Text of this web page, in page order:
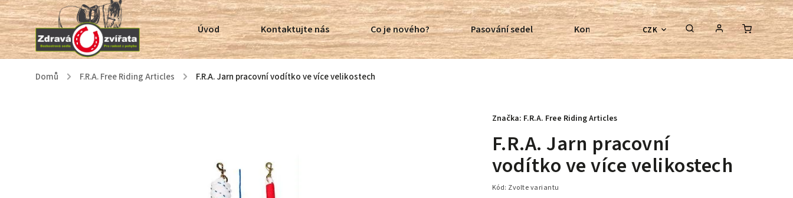
CZK
Úvod Kontaktujte nás Co je nového? Pasování sedel Kontroly bezkostrových sedel Poradenství
Domů / F.R.A. Free Riding Articles / F.R.A. Jarn pracovní vodítko ve více velikostech
F.R.A. Jarn pracovní
vodítko ve více velikostech
Kód: Zvolte variantu
Značka: F.R.A. Free Riding Articles